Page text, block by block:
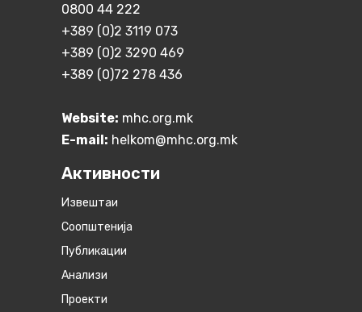
0800 44 222
+389 (0)2 3119 073
+389 (0)2 3290 469
+389 (0)72 278 436
Website: mhc.org.mk
E-mail: helkom@mhc.org.mk
Активности
Извештаи
Соопштенија
Публикации
Анализи
Проекти